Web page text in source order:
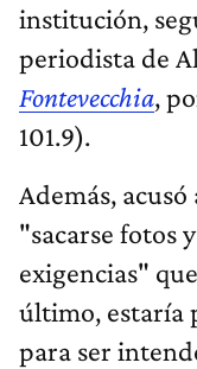
institución,
periodista de
Fontevecchia,
101.9).
Además,
"sacarse fotos
exigencias"
último, estaría
para ser